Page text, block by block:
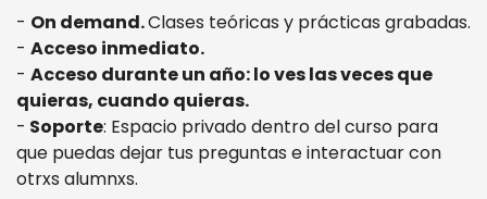
- On demand.Clases teóricas y prácticas grabadas.
- Acceso inmediato.
- Acceso durante un año: lo ves las veces que
quieras, cuando quieras.
- Soporte: Espacio privado dentro del curso para
que puedas dejar tus preguntas e interactuar con
otrxs alumnxs.